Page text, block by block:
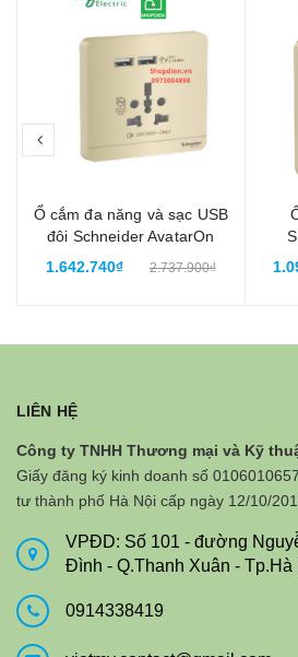
Ổ cắm đa năng và sạc USB
đôi Schneider AvatarOn
E8342616USB_WG_G19
1.642.740₫ 2.737.900₫
LIÊN HỆ
Công ty TNHH Thương mại và Kỹ
Giấy đăng ký kinh doanh số
tư thành phố Hà Nội cấp ngày 12/10/
VPĐD: Số 101 - đường
Đình - Q.Thanh Xuân - Tp.Hà
0914338419